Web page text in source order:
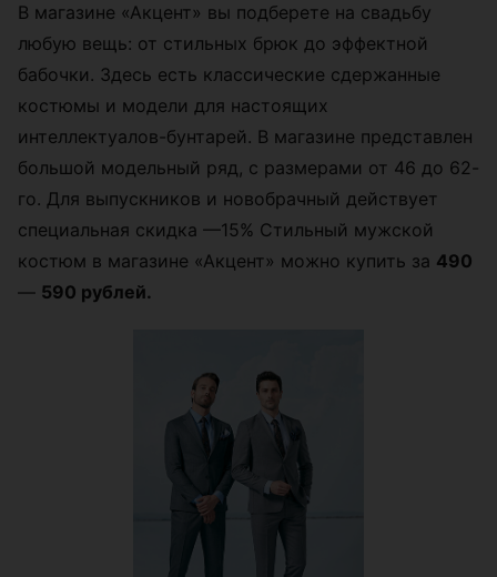
В магазине «Акцент» вы подберете на свадьбу
любую вещь: от стильных брюк до эффектной
бабочки. Здесь есть классические сдержанные
костюмы и модели для настоящих
интеллектуалов-бунтарей. В магазине представлен
большой модельный ряд, с размерами от 46 до 62-
го. Для выпускников и новобрачный действует
специальная скидка —15% Стильный мужской
костюм в магазине «Акцент» можно купить за 490
— 590 рублей.